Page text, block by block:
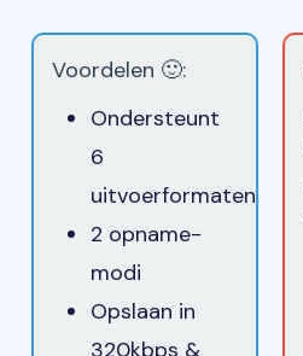
Voordelen 🙂:
Ondersteunt
6
uitvoerformaten
2 opname-
modi
Opslaan in